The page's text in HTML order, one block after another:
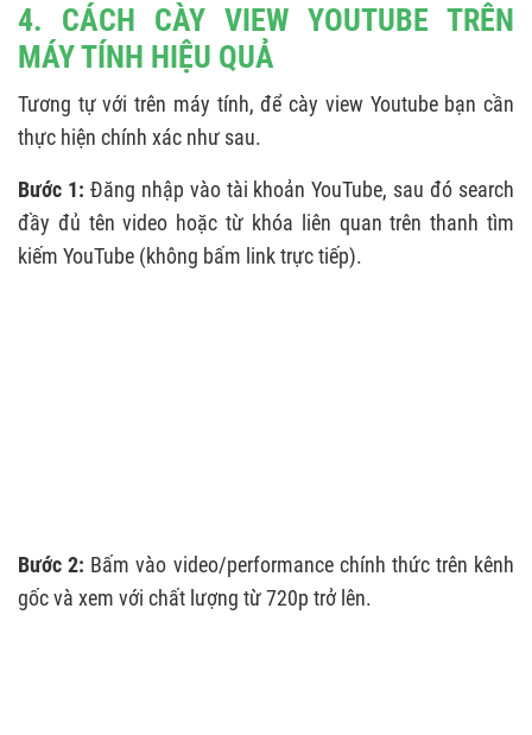
4. CÁCH CÀY VIEW YOUTUBE TRÊN
MÁY TÍNH HIỆU QUẢ
Tương tự với trên máy tính, để cày view Youtube bạn cần
thực hiện chính xác như sau.
Bước 1: Đăng nhập vào tài khoản YouTube, sau đó search
đầy đủ tên video hoặc từ khóa liên quan trên thanh tìm
kiếm YouTube (không bấm link trực tiếp).
Bước 2: Bấm vào video/performance chính thức trên kênh
gốc và xem với chất lượng từ 720p trở lên.